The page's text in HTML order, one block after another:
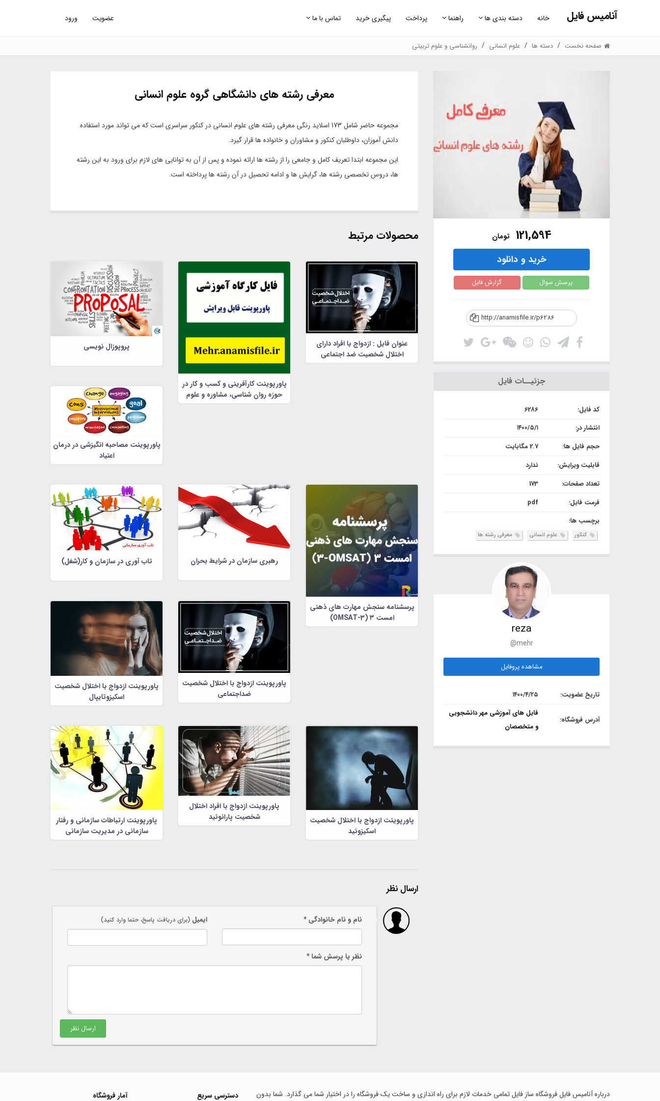
آنامیس فایل خانه دسته بندی ها راهنما پرداخت پیگیری خرید تماس با ما عضویت ورود
صفحه نخست دسته ها علوم انسانی روانشناسی و علوم تربیتی
121,594 تومان
خرید و دانلود
پرسش سوال گزارش فایل
http://anamisfile.ir/p6286
جزئیــات فایل
کد فایل:
6286
انتشار در:
۱۴۰۰/۵/۱
حجم فایل ها:
2.7 مگابایت
قابلیت ویرایش:
ندارد
تعداد صفحات:
173
فرمت فایل:
pdf
برچسب ها:
کنکور علوم انسانی معرفی رشته ها
reza
@mehr
مشاهده پروفایل
تاریخ عضویت: ۱۴۰۰/۴/۲۵
آدرس فروشگاه:
فایل های آموزشی مهر دانشجویی
و متخصصان
معرفی رشته های دانشگاهی گروه علوم انسانی
مجموعه حاضر شامل 173 اسلاید رنگی معرفی رشته های علوم انسانی در کنکور سراسری است که می تواند مورد استفاده
دانش آموزان، داوطلبان کنکور و مشاوران و خانواده ها قرار گیرد.
این مجموعه ابتدا تعریف کامل و جامعی را از رشته ها ارائه نموده و پس از آن به توانایی های لازم برای ورود به این رشته
ها، دروس تخصصی رشته ها، گرایش ها و ادامه تحصیل در آن رشته ها پرداخته است.
محصولات مرتبط
عنوان فایل : ازدواج با افراد دارای
اختلال شخصیت ضد اجتماعی
پاورپوینت کارآفرینی و کسب و کار در
حوزه روان شناسی، مشاوره و علوم
تربیتی
پروپوزال نویسی
پاورپوینت مصاحبه انگیزشی در درمان
اعتیاد
پرسشنامه سنجش مهارت های ذهنی
امست ۳ (OMSAT-3)
رهبری سازمان در شرایط بحران تاب آوری در سازمان و کار(شغل)
پاورپوینت ازدواج با اختلال شخصیت
ضداجتماعی
پاورپوینت ازدواج با اختلال شخصیت
اسکیزوتایپال
پاورپوینت ازدواج با اختلال شخصیت
اسکیزوئید
پاورپوینت ازدواج با افراد اختلال
شخصیت پارانوئید
پاورپوینت ارتباطات سازمانی و رفتار
سازمانی در مدیریت سازمانی
ارسال نظر
نام و نام خانوادگی * ایمیل (برای دریافت پاسخ، حتما وارد کنید)
نظر یا پرسش شما *
ارسال نظر
درباره آنامیس فایل فروشگاه ساز فایل تمامی خدمات لازم برای راه اندازی و ساخت یک فروشگاه را در اختیار شما می گذارد. شما بدون دسترسی سریع آمار فروشگاه